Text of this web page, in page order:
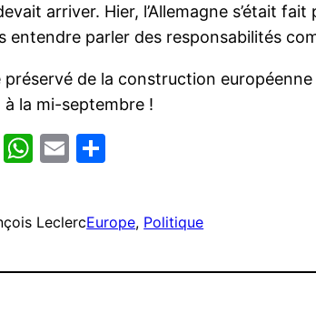
arriver. Hier, l’Allemagne s’était
entendre parler des responsabilités
de la construction
à la mi-septembre !
Pinterest
WhatsApp
Email
LeclercEurope, Politique